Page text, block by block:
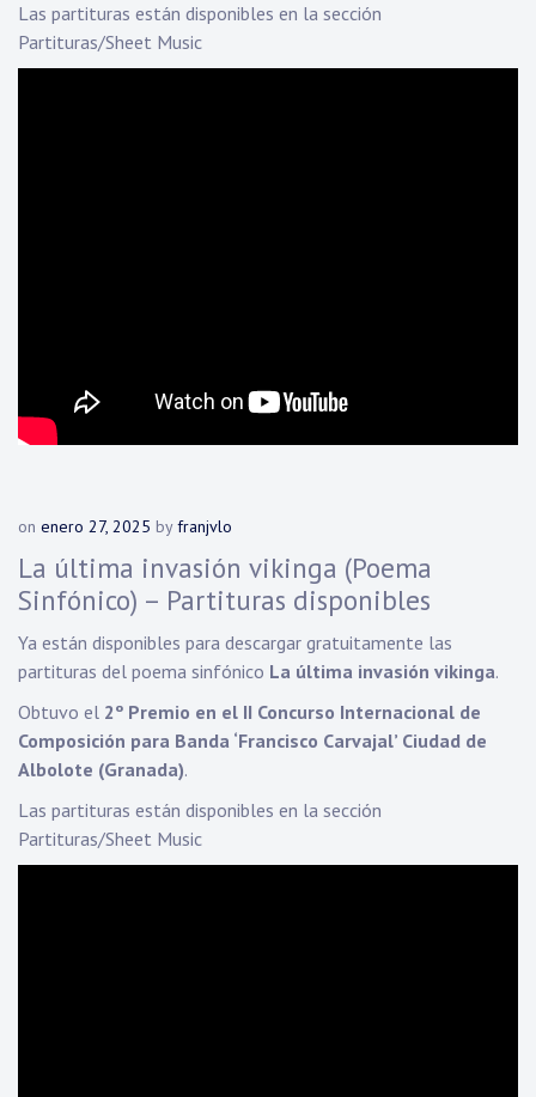
Las partituras están disponibles en la sección
Partituras/Sheet Music
on enero 27, 2025 byfranjvlo
La última invasión vikinga (Poema
Sinfónico) – Partituras disponibles
Ya están disponibles para descargar gratuitamente las
partituras del poema sinfónico La última invasión vikinga.
Obtuvo el 2º Premio en el II Concurso Internacional de
Composición para Banda ‘Francisco Carvajal’ Ciudad de
Albolote (Granada).
Las partituras están disponibles en la sección
Partituras/Sheet Music